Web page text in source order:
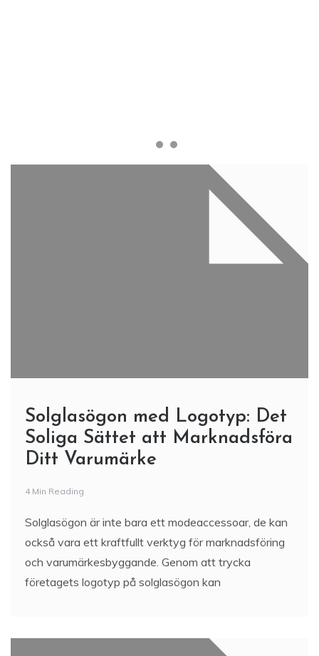
Solglasögon med Logotyp: Det
Soliga Sättet att Marknadsföra
Ditt Varumärke
4 Min Reading
Solglasögon är inte bara ett modeaccessoar, de kan
också vara ett kraftfullt verktyg för marknadsföring
och varumärkesbyggande. Genom att trycka
företagets logotyp på solglasögon kan